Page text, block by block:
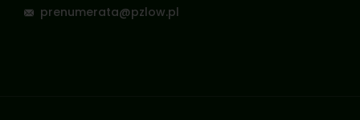
prenumerata@pzlow.pl